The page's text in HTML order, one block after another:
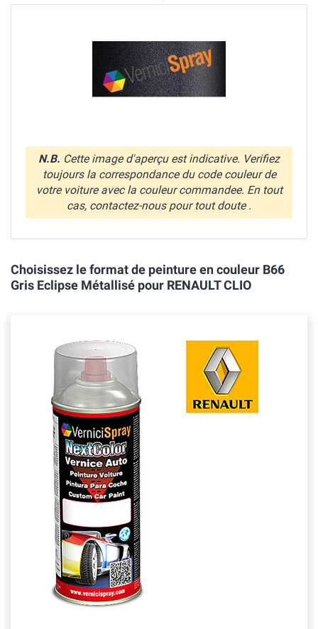
N.B. Cette image d'aperçu est indicative. Verifiez
toujours la correspondance du code couleur de
votre voiture avec la couleur commandee. En tout
cas, contactez-nous pour tout doute .
Choisissez le format de peinture en couleur B66
Gris Eclipse Métallisé pour RENAULT CLIO